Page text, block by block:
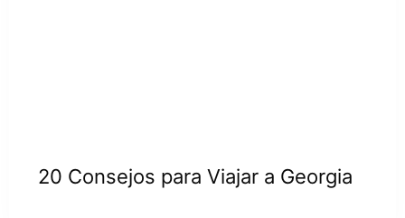
20 Consejos para Viajar a Georgia